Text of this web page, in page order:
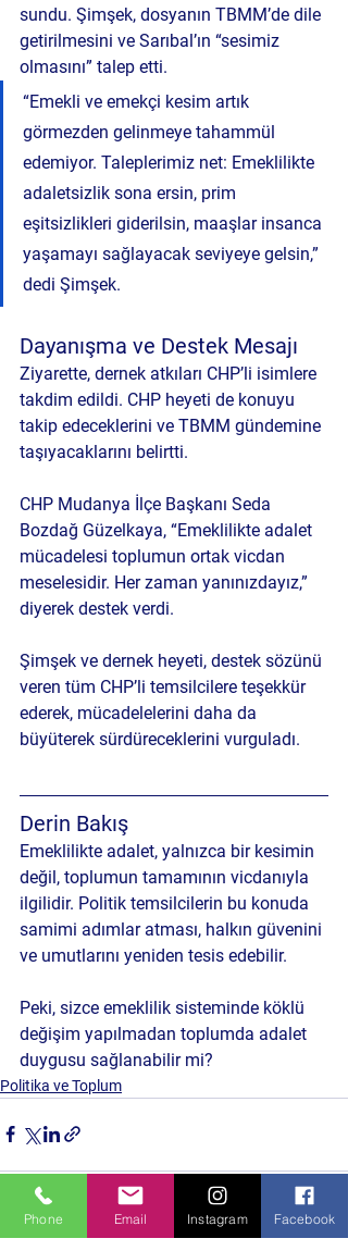
sundu. Şimşek, dosyanın TBMM’de dile
getirilmesini ve Sarıbal’ın “sesimiz
olmasını” talep etti.
“Emekli ve emekçi kesim artık
görmezden gelinmeye tahammül
edemiyor. Taleplerimiz net: Emeklilikte
adaletsizlik sona ersin, prim
eşitsizlikleri giderilsin, maaşlar insanca
yaşamayı sağlayacak seviyeye gelsin,”
dedi Şimşek.
Dayanışma ve Destek Mesajı
Ziyarette, dernek atkıları CHP’li isimlere
takdim edildi. CHP heyeti de konuyu
takip edeceklerini ve TBMM gündemine
taşıyacaklarını belirtti.
CHP Mudanya İlçe Başkanı Seda
Bozdağ Güzelkaya, “Emeklilikte adalet
mücadelesi toplumun ortak vicdan
meselesidir. Her zaman yanınızdayız,”
diyerek destek verdi.
Şimşek ve dernek heyeti, destek sözünü
veren tüm CHP’li temsilcilere teşekkür
ederek, mücadelelerini daha da
büyüterek sürdüreceklerini vurguladı.
Derin Bakış
Emeklilikte adalet, yalnızca bir kesimin
değil, toplumun tamamının vicdanıyla
ilgilidir. Politik temsilcilerin bu konuda
samimi adımlar atması, halkın güvenini
ve umutlarını yeniden tesis edebilir.
Peki, sizce emeklilik sisteminde köklü
değişim yapılmadan toplumda adalet
duygusu sağlanabilir mi?
Politika ve Toplum
Phone Email Instagram Facebook